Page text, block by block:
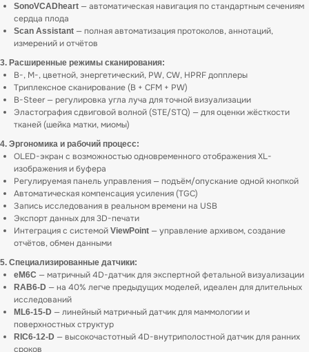
SonoVCADheart — автоматическая навигация по стандартным сечениям
сердца плода
Scan Assistant — полная автоматизация протоколов, аннотаций,
измерений и отчётов
3. Расширенные режимы сканирования:
B-, M-, цветной, энергетический, PW, CW, HPRF допплеры
Триплексное сканирование (B + CFM + PW)
B-Steer — регулировка угла луча для точной визуализации
Эластография сдвиговой волной (STE/STQ) — для оценки жёсткости
тканей (шейка матки, миомы)
4. Эргономика и рабочий процесс:
OLED-экран с возможностью одновременного отображения XL-
изображения и буфера
Регулируемая панель управления — подъём/опускание одной кнопкой
Автоматическая компенсация усиления (TGC)
Запись исследования в реальном времени на USB
Экспорт данных для 3D-печати
Интеграция с системой ViewPoint — управление архивом, создание
отчётов, обмен данными
5. Специализированные датчики:
eM6C — матричный 4D-датчик для экспертной фетальной визуализации
RAB6-D — на 40% легче предыдущих моделей, идеален для длительных
исследований
ML6-15-D — линейный матричный датчик для маммологии и
поверхностных структур
RIC6-12-D — высокочастотный 4D-внутриполостной датчик для ранних
сроков